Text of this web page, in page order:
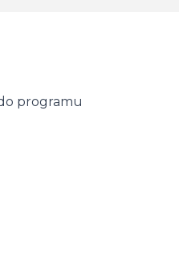
programu